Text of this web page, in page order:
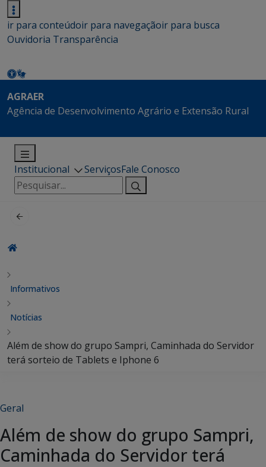
ir para conteúdoir para navegaçãoir para busca
Ouvidoria Transparência
AGRAER
Agência de Desenvolvimento Agrário e Extensão Rural
Institucional ServiçosFale Conosco
Pesquisar
por:
Informativos
Notícias
Além de show do grupo Sampri, Caminhada do Servidor
terá sorteio de Tablets e Iphone 6
Geral
Além de show do grupo Sampri,
Caminhada do Servidor terá